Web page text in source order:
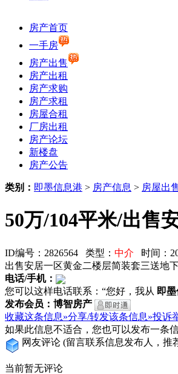
房产首页
一手房
房产出售
房产出租
房产求购
房产求租
房屋合租
厂房出租
房产论坛
新楼盘
房产公告
类别： 即墨信息港 > 房产信息 > 房屋出
50万/104平米/出售
ID编号：2826564 类型： 中介 时间：
出售安居一区黄金二楼层简装套三送地
电话/手机：
您可以这样电话联系：“您好，我从 即
发布会员：博智房产
收藏这条信息»分享/转发该条信息»投诉
如果此信息不适合，您也可以发布一条
网友评论 (留言联系信息发布人，推
当前暂无评论